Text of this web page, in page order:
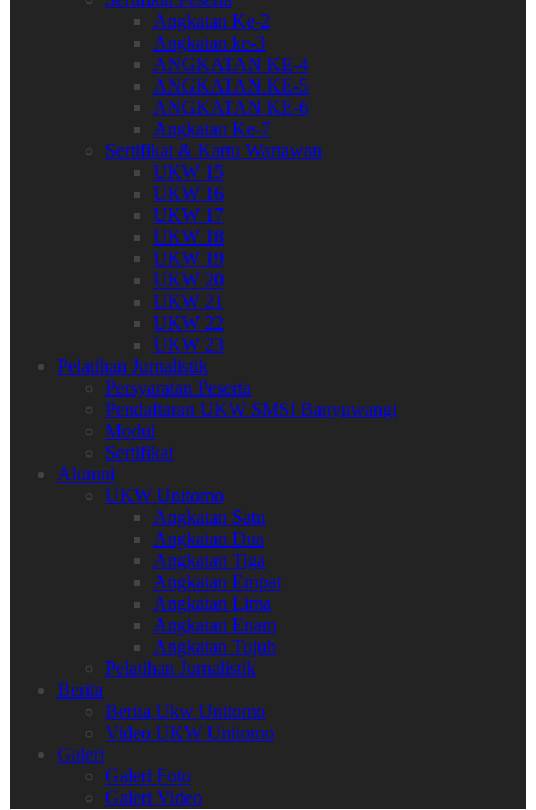
Angkatan Ke-2
Angkatan ke-3
ANGKATAN KE-4
ANGKATAN KE-5
ANGKATAN KE-6
Angkatan Ke-7
Sertifikat & Kartu Wartawan
UKW 15
UKW 16
UKW 17
UKW 18
UKW 19
UKW 20
UKW 21
UKW 22
UKW 23
Pelatihan Jurnalistik
Persyaratan Peserta
Pendaftaran UKW SMSI Banyuwangi
Modul
Sertifikat
Alumni
UKW Unitomo
Angkatan Satu
Angkatan Dua
Angkatan Tiga
Angkatan Empat
Angkatan Lima
Angkatan Enam
Angkatan Tujuh
Pelatihan Jurnalistik
Berita
Berita Ukw Unitomo
Video UKW Unitomo
Galeri
Galeri Foto
Galeri Video